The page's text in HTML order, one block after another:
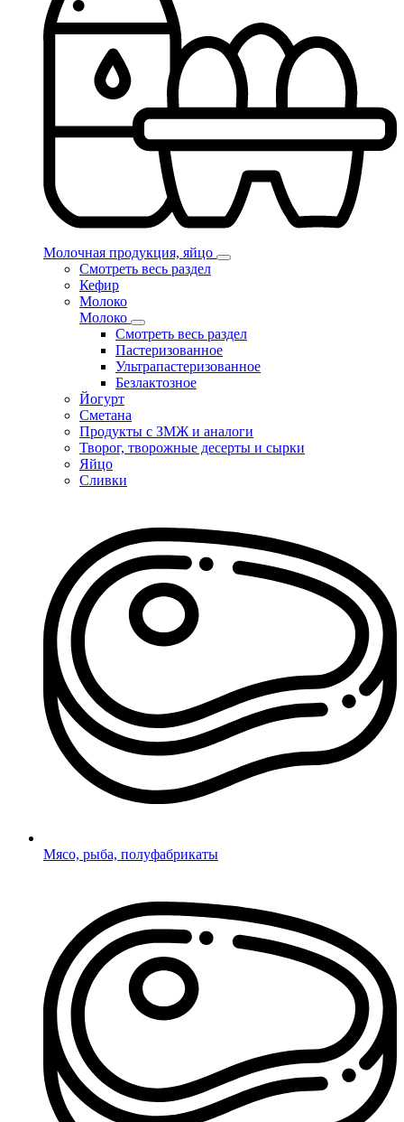
Молочная продукция, яйцо
Смотреть весь раздел
Кефир
Молоко
Молоко
Смотреть весь раздел
Пастеризованное
Ультрапастеризованное
Безлактозное
Йогурт
Сметана
Продукты с ЗМЖ и аналоги
Творог, творожные десерты и сырки
Яйцо
Сливки
Мясо, рыба, полуфабрикаты